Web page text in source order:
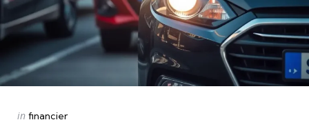
Categories
Posted
in financier